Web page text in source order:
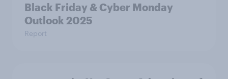
Black Friday & Cyber Monday
Outlook 2025
Report